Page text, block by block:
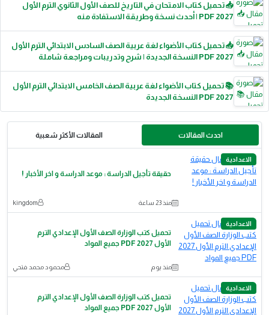
📥 تحميل كتاب الامتحان في التاريخ للصف الأول الثانوي الترم الأول
2027 PDF | أحدث نسخة وطريقة الاستفادة منه
📥 تحميل كتاب الأضواء لغة عربية الصف السادس الابتدائي الترم الأول
2027 PDF النسخة الجديدة | شرح وتدريبات ومراجعة شاملة
📚 تحميل كتاب الأضواء لغة عربية الصف الخامس الابتدائي الترم الأول
2027 PDF النسخة الجديدة
احدث المقالات المقالات الأكثر شعبية
الاعدادية
حقيقة تأجيل الدراسة : موعد الدراسة و اخر الأخبار !
منذ 23 ساعة kingdom
الاعدادية
تحميل كتب الوزارة الصف الأول الإعدادي الترم
الأول 2027 PDF جميع المواد
منذ يوم محمود محمد فتحي
الاعدادية
تحميل كتب الوزارة الصف الأول الإعدادي الترم
الأول 2027 PDF جميع المواد